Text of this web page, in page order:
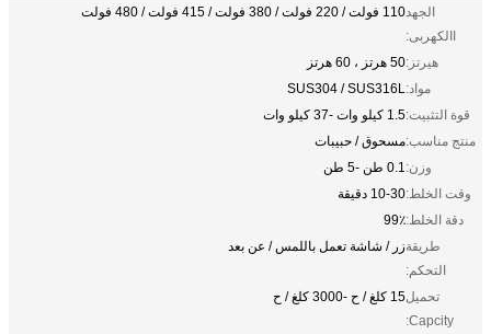
الجهد
االكهربى:
110 فولت / 220 فولت / 380 فولت / 415 فولت / 480 فولت
هيرتز:50 هرتز ، 60 هرتز
مواد:SUS304 / SUS316L
قوة التثبيت:1.5 كيلو وات -37 كيلو وات
منتج مناسب:مسحوق / حبيبات
وزن:0.1 طن -5 طن
وقت الخلط:10-30 دقيقة
دقة الخلط:99٪
طريقة
التحكم:
زر / شاشة تعمل باللمس / عن بعد
تحميل
Capcity:
15 كلغ / ح -3000 كلغ / ح